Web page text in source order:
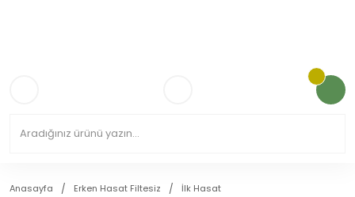
Anasayfa Erken Hasat Filtesiz İlk Hasat